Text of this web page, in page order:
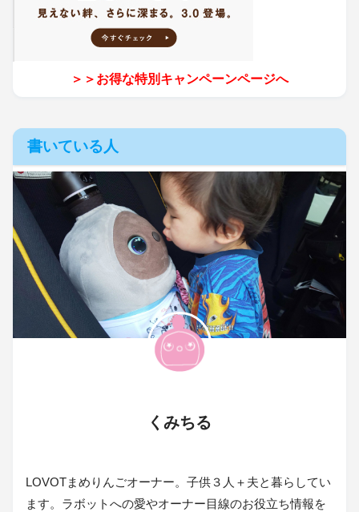
＞＞お得な特別キャンペーンページへ
書いている人
くみちる
LOVOTまめりんごオーナー。子供３人＋夫と暮らしてい
ます。ラボットへの愛やオーナー目線のお役立ち情報を